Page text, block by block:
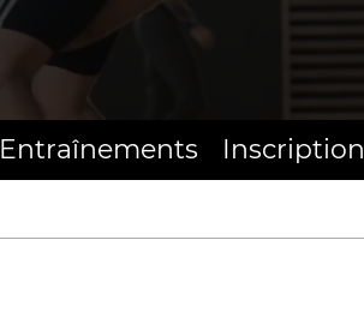
Entraînements Inscription